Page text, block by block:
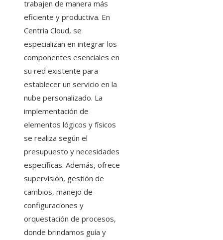
trabajen de manera más
eficiente y productiva. En
Centria Cloud, se
especializan en integrar los
componentes esenciales en
su red existente para
establecer un servicio en la
nube personalizado. La
implementación de
elementos lógicos y físicos
se realiza según el
presupuesto y necesidades
específicas. Además, ofrece
supervisión, gestión de
cambios, manejo de
configuraciones y
orquestación de procesos,
donde brindamos guía y